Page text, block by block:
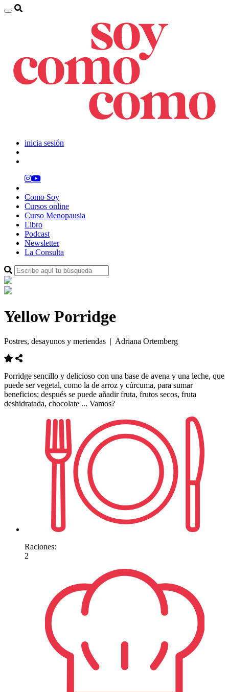
inicia sesión
Como Soy
Cursos online
Curso Menopausia
Libro
Podcast
Newsletter
La Consulta
Yellow Porridge
Postres, desayunos y meriendas | Adriana Ortemberg
Porridge sencillo y delicioso con una base de avena y una leche, que
puede ser vegetal, como la de arroz y cúrcuma, para sumar
beneficios; después se puede añadir fruta, frutos secos, fruta
deshidratada, chocolate ... Vamos?
Raciones:
2